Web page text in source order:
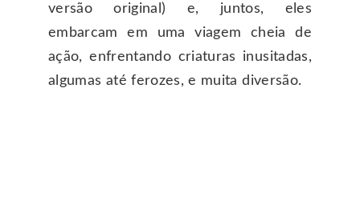
versão original) e, juntos, eles
embarcam em uma viagem cheia de
ação, enfrentando criaturas inusitadas,
algumas até ferozes, e muita diversão.